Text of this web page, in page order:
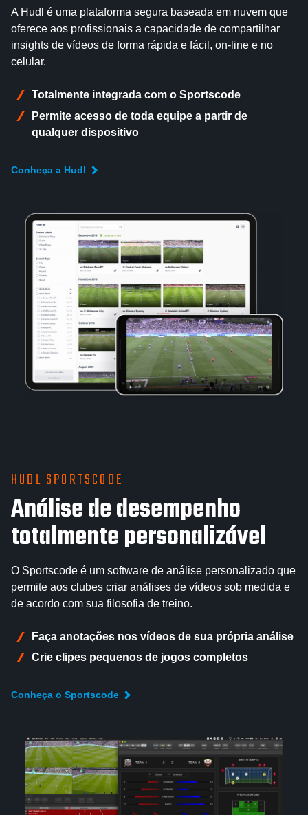
A Hudl é uma plataforma segura baseada em nuvem que
oferece aos profissionais a capacidade de compartilhar
insights de vídeos de forma rápida e fácil, on-line e no
celular.
Totalmente integrada com o Sportscode
Permite acesso de toda equipe a partir de
qualquer dispositivo
Conheça a Hudl
HUDL SPORTSCODE
Análise de desempenho
totalmente personalizável
O Sportscode é um software de análise personalizado que
permite aos clubes criar análises de vídeos sob medida e
de acordo com sua filosofia de treino.
Faça anotações nos vídeos de sua própria análise
Crie clipes pequenos de jogos completos
Conheça o Sportscode